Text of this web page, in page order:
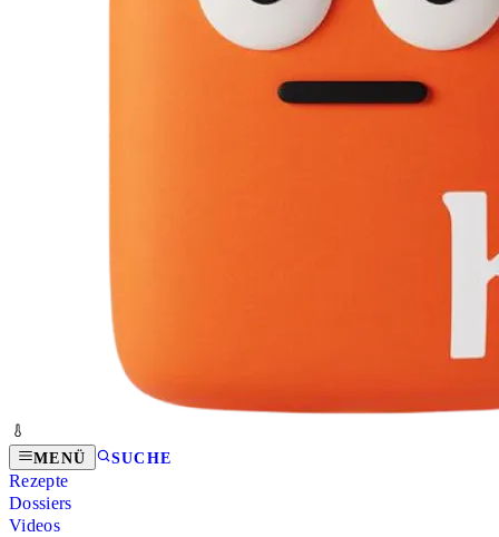
MENÜ SUCHE
Rezepte
Dossiers
Videos